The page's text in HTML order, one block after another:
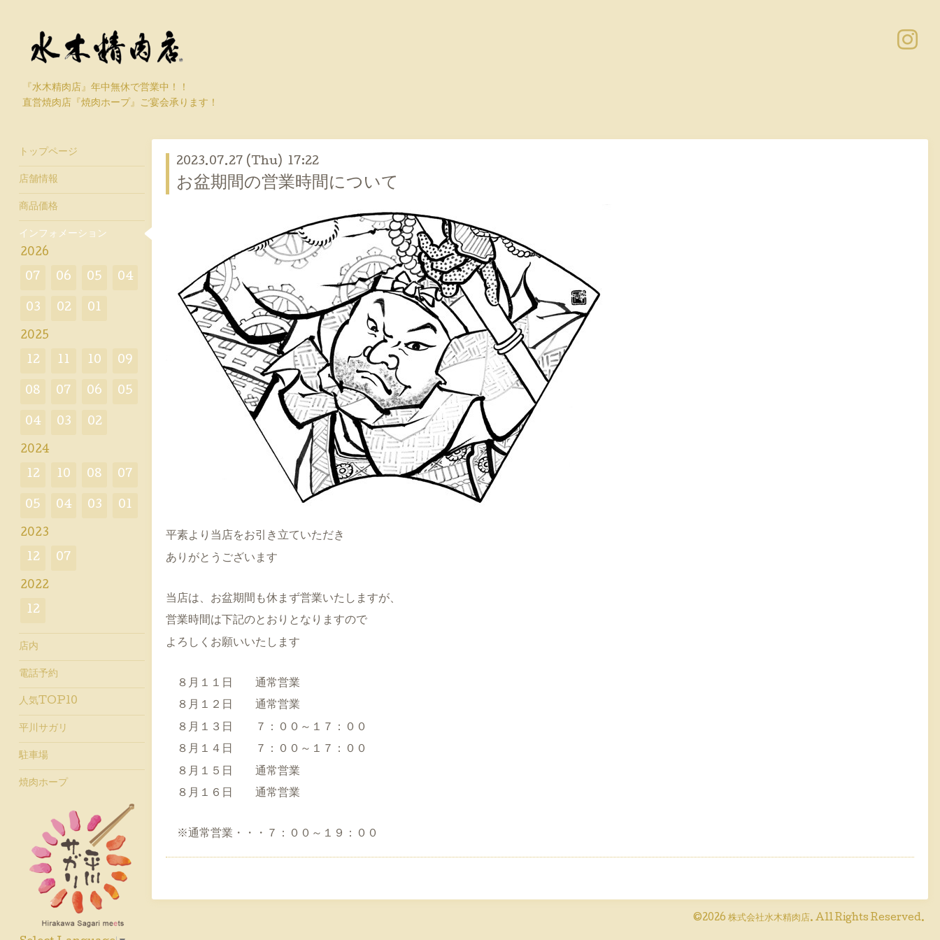
『水木精肉店』年中無休で営業中！！
直営焼肉店『焼肉ホープ』ご宴会承ります！
2023.07.27 (Thu) 17:22
お盆期間の営業時間について
平素より当店をお引き立ていただき
ありがとうございます
当店は、お盆期間も休まず営業いたしますが、
営業時間は下記のとおりとなりますので
よろしくお願いいたします
８月１１日 通常営業
８月１２日 通常営業
８月１３日 ７：００～１７：００
８月１４日 ７：００～１７：００
８月１５日 通常営業
８月１６日 通常営業
※通常営業・・・７：００～１９：００
©2026 株式会社水木精肉店. All Rights Reserved.
トップページ
店舗情報
商品価格
インフォメーション
2026
07 06 05 04
03 02 01
2025
12 11 10 09
08 07 06 05
04 03 02
2024
12 10 08 07
05 04 03 01
2023
12 07
2022
12
店内
電話予約
人気TOP10
平川サガリ
駐車場
焼肉ホープ